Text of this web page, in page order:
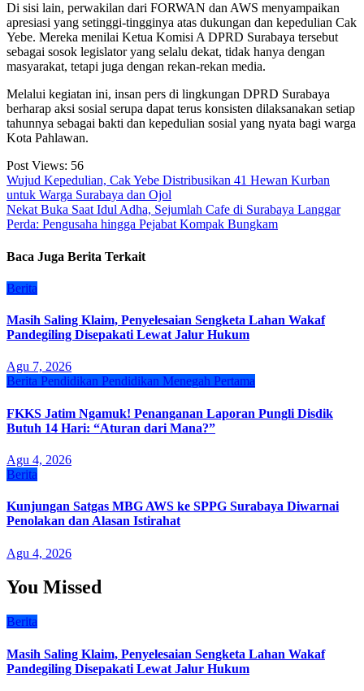
Di sisi lain, perwakilan dari FORWAN dan AWS menyampaikan
apresiasi yang setinggi-tingginya atas dukungan dan kepedulian Cak
Yebe. Mereka menilai Ketua Komisi A DPRD Surabaya tersebut
sebagai sosok legislator yang selalu dekat, tidak hanya dengan
masyarakat, tetapi juga dengan rekan-rekan media.
Melalui kegiatan ini, insan pers di lingkungan DPRD Surabaya
berharap aksi sosial serupa dapat terus konsisten dilaksanakan setiap
tahunnya sebagai bakti dan kepedulian sosial yang nyata bagi warga
Kota Pahlawan.
Post Views: 56
Navigasi
pos
Wujud Kepedulian, Cak Yebe Distribusikan 41 Hewan Kurban
untuk Warga Surabaya dan Ojol
Nekat Buka Saat Idul Adha, Sejumlah Cafe di Surabaya Langgar
Perda: Pengusaha hingga Pejabat Kompak Bungkam
Baca Juga Berita Terkait
Berita
Masih Saling Klaim, Penyelesaian Sengketa Lahan Wakaf
Pandegiling Disepakati Lewat Jalur Hukum
Agu 7, 2026
Berita Pendidikan Pendidikan Menegah Pertama
FKKS Jatim Ngamuk! Penanganan Laporan Pungli Disdik
Butuh 14 Hari: “Aturan dari Mana?”
Agu 4, 2026
Berita
Kunjungan Satgas MBG AWS ke SPPG Surabaya Diwarnai
Penolakan dan Alasan Istirahat
Agu 4, 2026
You Missed
Berita
Masih Saling Klaim, Penyelesaian Sengketa Lahan Wakaf
Pandegiling Disepakati Lewat Jalur Hukum